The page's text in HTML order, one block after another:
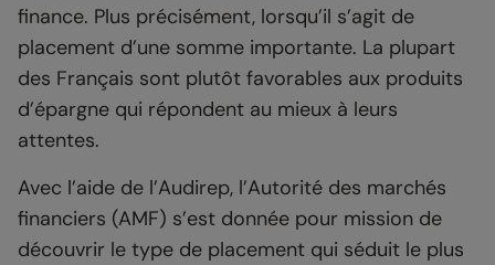
finance. Plus précisément, lorsqu’il s’agit de
placement d’une somme importante. La plupart
des Français sont plutôt favorables aux produits
d’épargne qui répondent au mieux à leurs
attentes.
Avec l’aide de l’Audirep, l’Autorité des marchés
financiers (AMF) s’est donnée pour mission de
découvrir le type de placement qui séduit le plus